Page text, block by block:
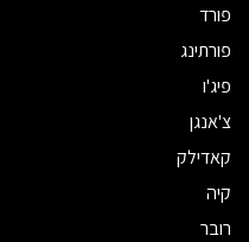
פורד
פורתינג
פיג'ו
צ'אנגן
קאדילק
קיה
רובר